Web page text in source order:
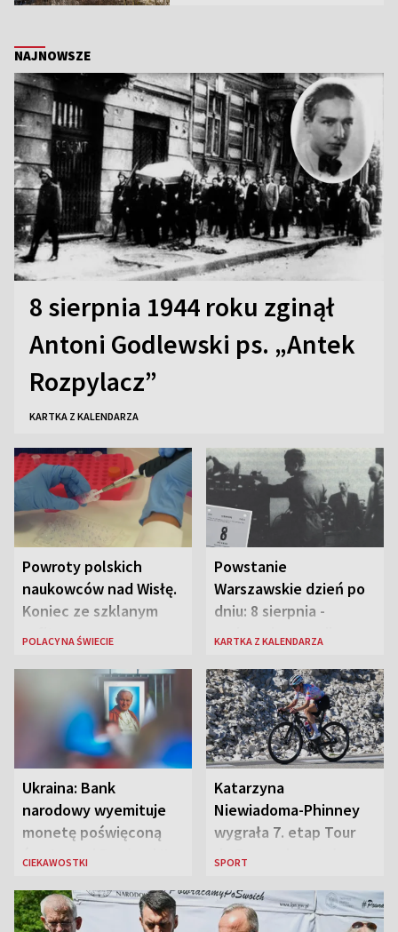
NAJNOWSZE
8 sierpnia 1944 roku zginął
Antoni Godlewski ps. „Antek
Rozpylacz”
KARTKA Z KALENDARZA
Powroty polskich
naukowców nad Wisłę.
Koniec ze szklanym
sufitem
POLACY NA ŚWIECIE
Powstanie
Warszawskie dzień po
dniu: 8 sierpnia -
rozbrzmiewa radio
„Antka Rozpylacza”
KARTKA Z KALENDARZA
Ukraina: Bank
narodowy wyemituje
monetę poświęconą
św. Janowi Pawłowi II
CIEKAWOSTKI
Katarzyna
Niewiadoma-Phinney
wygrała 7. etap Tour
de France i została
SPORT